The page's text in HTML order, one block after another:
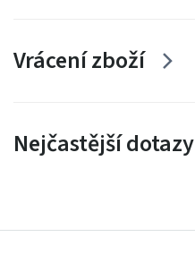
Vrácení zboží
Nejčastější dotazy